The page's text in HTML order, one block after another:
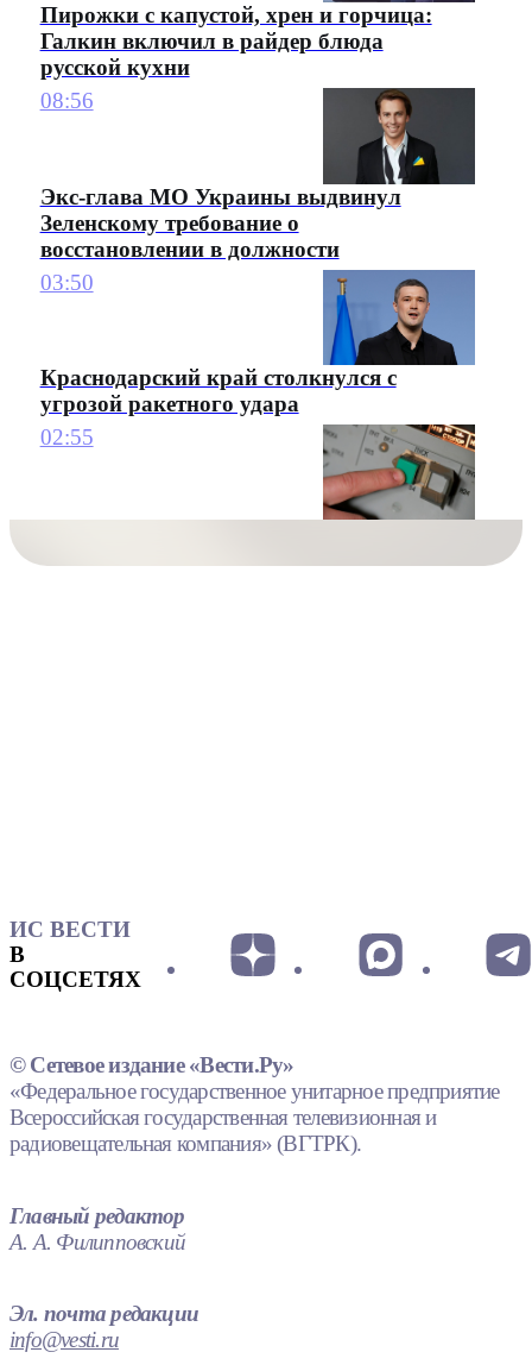
Пирожки с капустой, хрен и горчица:
Галкин включил в райдер блюда
русской кухни
08:56
Экс-глава МО Украины выдвинул
Зеленскому требование о
восстановлении в должности
03:50
Краснодарский край столкнулся с
угрозой ракетного удара
02:55
ИС ВЕСТИ
В
СОЦСЕТЯХ
© Сетевое издание «Вести.Ру»
«Федеральное государственное унитарное предприятие
Всероссийская государственная телевизионная и
радиовещательная компания» (ВГТРК).
Главный редактор
А. А. Филипповский
Эл. почта редакции
info@vesti.ru